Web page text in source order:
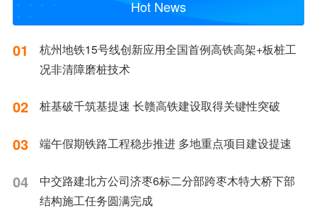
Hot News
01
杭州地铁15号线创新应用全国首例高铁高架+板桩工
况非清障磨桩技术
02 桩基破千筑基提速 长赣高铁建设取得关键性突破
03 端午假期铁路工程稳步推进 多地重点项目建设提速
04
中交路建北方公司济枣6标二分部跨枣木特大桥下部
结构施工任务圆满完成